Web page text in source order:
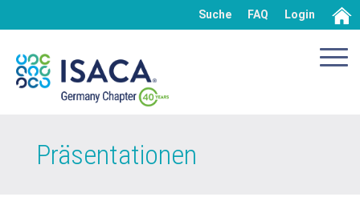
Suche FAQ Login
Präsentationen